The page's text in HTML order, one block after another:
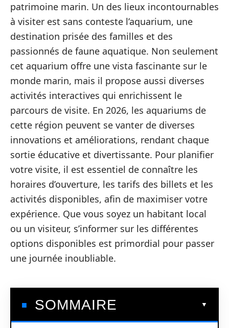
patrimoine marin. Un des lieux incontournables
à visiter est sans conteste l’aquarium, une
destination prisée des familles et des
passionnés de faune aquatique. Non seulement
cet aquarium offre une vista fascinante sur le
monde marin, mais il propose aussi diverses
activités interactives qui enrichissent le
parcours de visite. En 2026, les aquariums de
cette région peuvent se vanter de diverses
innovations et améliorations, rendant chaque
sortie éducative et divertissante. Pour planifier
votre visite, il est essentiel de connaître les
horaires d’ouverture, les tarifs des billets et les
activités disponibles, afin de maximiser votre
expérience. Que vous soyez un habitant local
ou un visiteur, s’informer sur les différentes
options disponibles est primordial pour passer
une journée inoubliable.
SOMMAIRE